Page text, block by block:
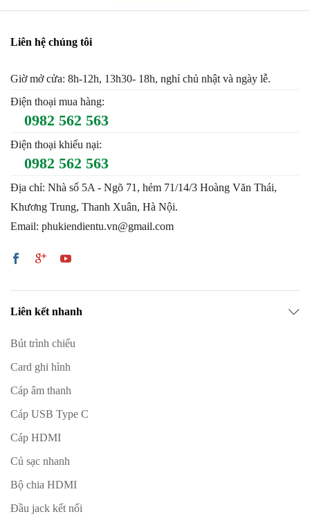
Liên hệ chúng tôi
Giờ mở cửa: 8h-12h, 13h30- 18h, nghỉ chủ nhật và ngày lễ.
Điện thoại mua hàng:
0982 562 563
Điện thoại khiếu nại:
0982 562 563
Địa chỉ: Nhà số 5A - Ngõ 71, hẻm 71/14/3 Hoàng Văn Thái,
Khương Trung, Thanh Xuân, Hà Nội.
Email: phukiendientu.vn@gmail.com
Liên kết nhanh
Bút trình chiếu
Card ghi hình
Cáp âm thanh
Cáp USB Type C
Cáp HDMI
Củ sạc nhanh
Bộ chia HDMI
Đầu jack kết nối